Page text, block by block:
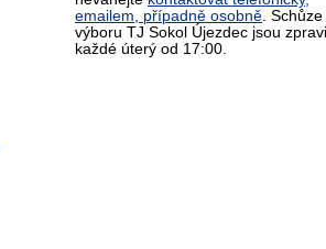
emailem, případně osobně. Schůze
výboru TJ Sokol Újezdec jsou
každé úterý od 17:00.